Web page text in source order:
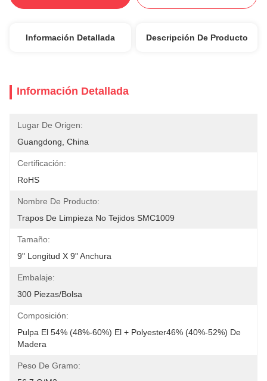
Información Detallada Descripción De Producto
Información Detallada
Lugar De Origen:
Guangdong, China
Certificación:
RoHS
Nombre De Producto:
Trapos De Limpieza No Tejidos SMC1009
Tamaño:
9" Longitud X 9" Anchura
Embalaje:
300 Piezas/bolsa
Composición:
Pulpa El 54% (48%-60%) El + Polyester46% (40%-52%) De
Madera
Peso De Gramo: